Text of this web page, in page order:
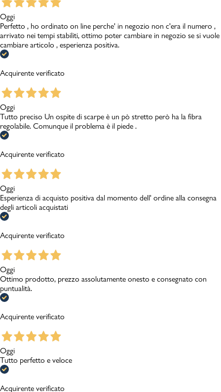
Oggi
Perfetto , ho ordinato on line perche' in negozio non c'era il numero ,
arrivato nei tempi stabiliti, ottimo poter cambiare in negozio se si vuole
cambiare articolo , esperienza positiva.
Acquirente verificato
Oggi
Tutto preciso Un ospite di scarpe è un pò stretto però ha la fibra
regolabile. Comunque il problema è il piede .
Acquirente verificato
Oggi
Esperienza di acquisto positiva dal momento dell' ordine alla consegna
degli articoli acquistati
Acquirente verificato
Oggi
Ottimo prodotto, prezzo assolutamente onesto e consegnato con
puntualità.
Acquirente verificato
Oggi
Tutto perfetto e veloce
Acquirente verificato